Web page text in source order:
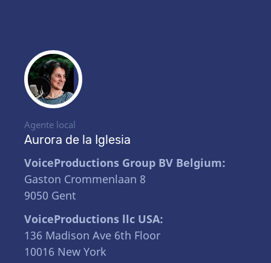
Agente local
Aurora de la Iglesia
VoiceProductions Group BV Belgium:
Gaston Crommenlaan 8
9050 Gent
VoiceProductions llc USA:
136 Madison Ave 6th Floor
10016 New York